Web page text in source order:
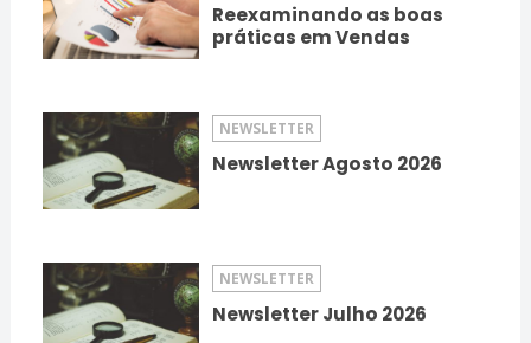
Reexaminando as boas
práticas em Vendas
NEWSLETTER
Newsletter Agosto 2026
NEWSLETTER
Newsletter Julho 2026